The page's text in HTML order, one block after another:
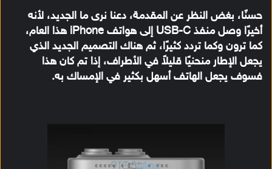
حسنًا، بغض النظر عن المقدمة، دعنا نرى ما الجديد، لأنه
أخيرًا وصل منفذ USB-C إلى هواتف iPhone هذا العام،
كما ترون وكما تردد كثيرًا، ثم هناك التصميم الجديد الذي
يجعل الإطار منحنيًا قليلاً في الأطراف، إذا تم كان هذا
فسوف يجعل الهاتف أسهل بكثير في الإمساك به.